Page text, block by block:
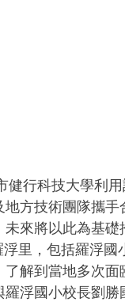
方技術團隊攜手
來將以此為基礎
解到當地多次面
浮國小校長劉